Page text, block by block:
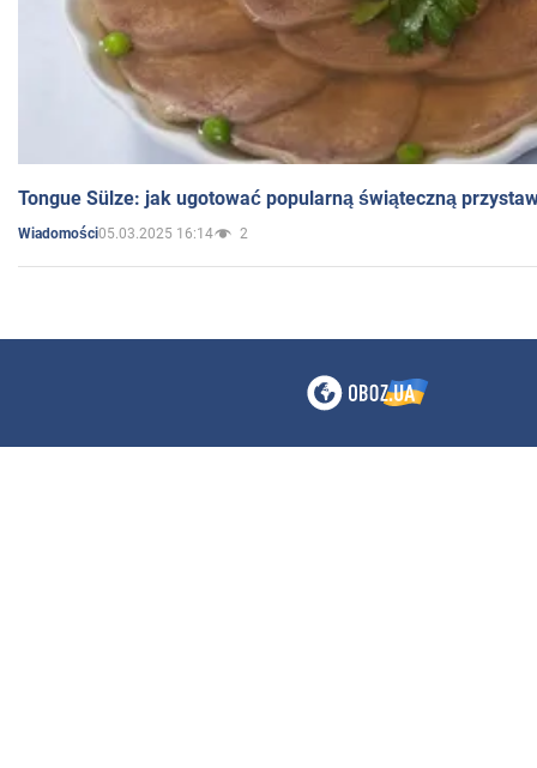
Tongue Sülze: jak ugotować popularną świąteczną
Wiadomości05.03.2025 16:14 2